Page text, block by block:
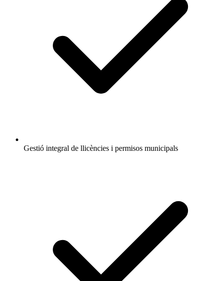
Gestió integral de llicències i permisos municipals